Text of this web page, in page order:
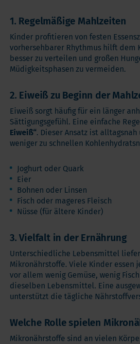
1. Regelmäßige Mahlzeiten
Kinder profitieren von festen
vorhersehbarer Rhythmus hilft dem
besser zu verteilen und großen
Müdigkeitsphasen zu vermeiden.
2. Eiweiß zu Beginn der
Eiweiß sorgt häufig für ein länger
Sättigungsgefühl. Eine einfache
Eiweiß“. Dieser Ansatz ist
weniger zu schnellen
Joghurt oder Quark
Eier
Bohnen oder Linsen
Fisch oder mageres Fleisch
Nüsse (für ältere Kinder)
3. Vielfalt in der Ernährung
Unterschiedliche Lebensmittel
Mikronährstoffe. Viele Kinder essen
vor allem wenig Gemüse, wenig
dieselben Lebensmittel. Eine
unterstützt die tägliche
Welche Rolle spielen
Mikronährstoffe sind an vielen